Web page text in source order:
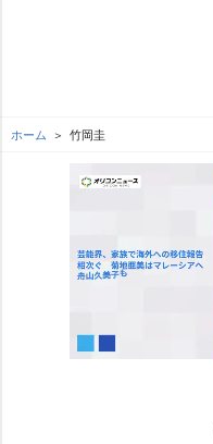
ホーム 竹岡圭